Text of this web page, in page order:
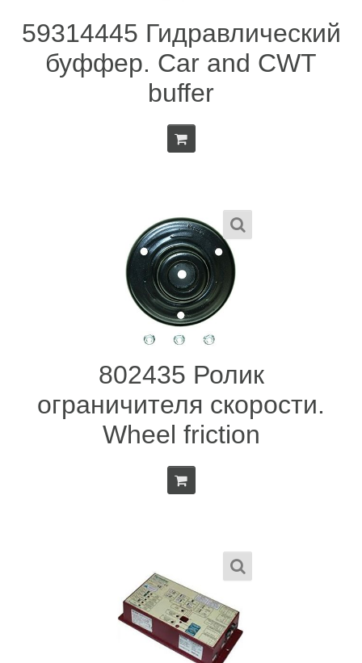
59314445 Гидравлический
буффер. Car and CWT
buffer
802435 Ролик
ограничителя скорости.
Wheel friction